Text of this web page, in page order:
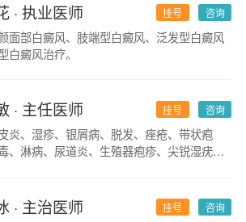
咨询
挂号
· 执业医师
面部白癜风、肢端型白癜风、泛发型白癜风
白癜风治疗。
咨询
挂号
· 主任医师
炎、湿疹、银屑病、脱发、痤疮、带状疱
、淋病、尿道炎、生殖器疱疹、尖锐湿疣及
咨询
挂号
· 主治医师